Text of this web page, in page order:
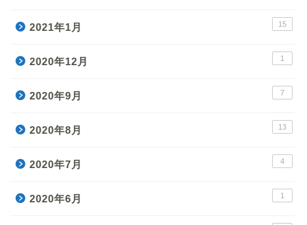
2021年1月 15
2020年12月 1
2020年9月 7
2020年8月 13
2020年7月 4
2020年6月 1